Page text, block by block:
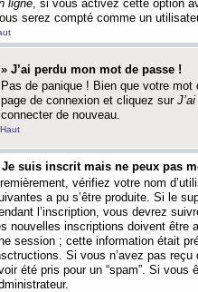
ligne, si vous activez cette option
serez compté comme un
» J’ai perdu mon mot de passe !
Pas de panique ! Bien que votre
page de connexion et cliquez sur
connecter de nouveau.
Haut
Je suis inscrit mais ne peux pas
vérifiez votre nom
a pu s’être produite. Si le
l’inscription, vous devrez
nouvelles inscriptions doivent être
session ; cette information était
Si vous n’avez pas reçu
été pris pour un “spam”. Si